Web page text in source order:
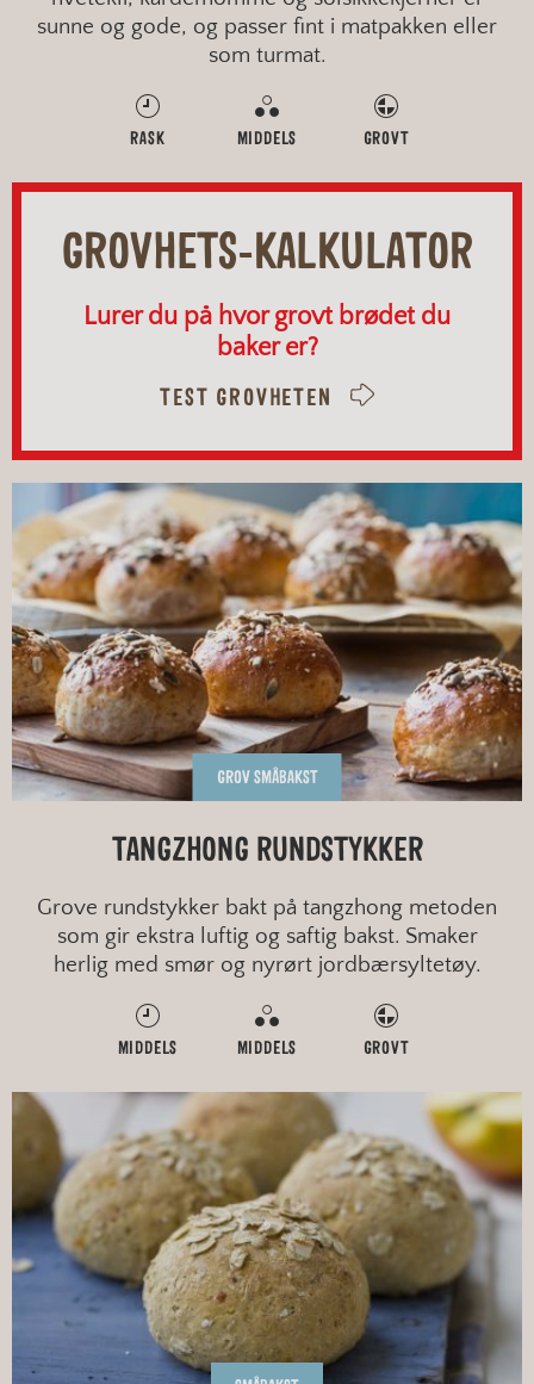
sunne og gode, og passer fint i matpakken eller
som turmat.
RASK MIDDELS GROVT
GROVHETS-KALKULATOR
Lurer du på hvor grovt brødet du
baker er?
TEST GROVHETEN
GROV SMÅBAKST
TANGZHONG RUNDSTYKKER
Grove rundstykker bakt på tangzhong metoden
som gir ekstra luftig og saftig bakst. Smaker
herlig med smør og nyrørt jordbærsyltetøy.
MIDDELS MIDDELS GROVT